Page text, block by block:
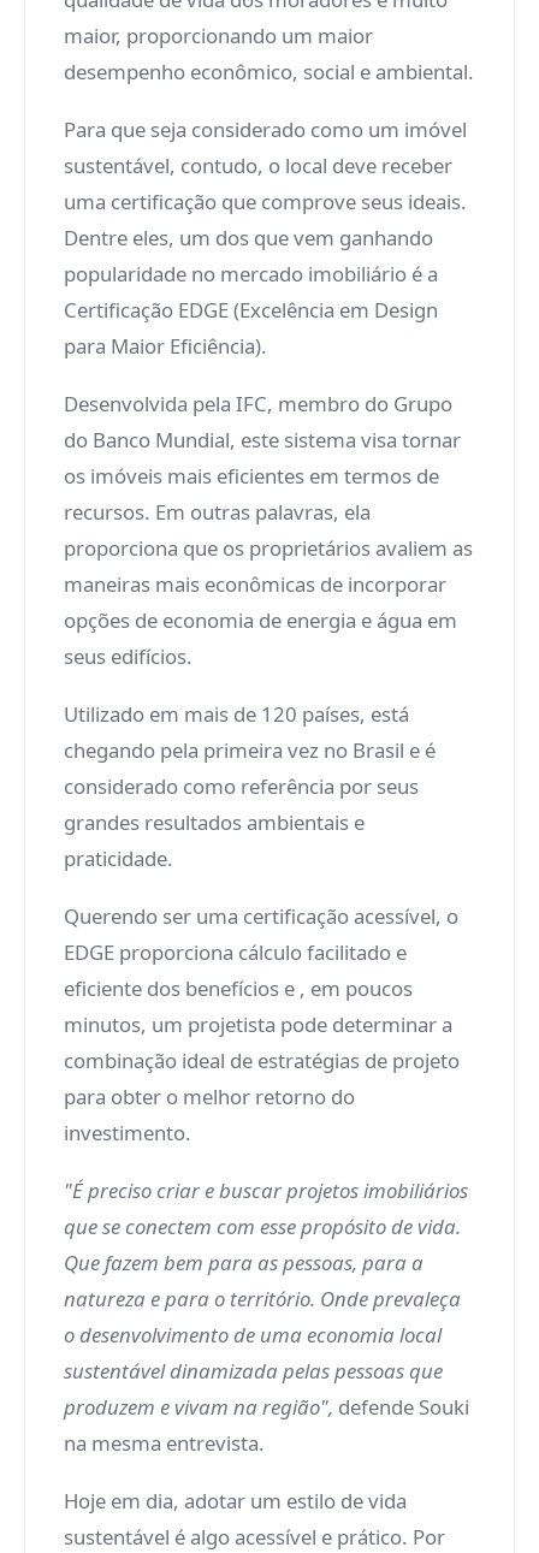
maior, proporcionando um maior
desempenho econômico, social e ambiental.
Para que seja considerado como um imóvel
sustentável, contudo, o local deve receber
uma certificação que comprove seus ideais.
Dentre eles, um dos que vem ganhando
popularidade no mercado imobiliário é a
Certificação EDGE (Excelência em Design
para Maior Eficiência).
Desenvolvida pela IFC, membro do Grupo
do Banco Mundial, este sistema visa tornar
os imóveis mais eficientes em termos de
recursos. Em outras palavras, ela
proporciona que os proprietários avaliem as
maneiras mais econômicas de incorporar
opções de economia de energia e água em
seus edifícios.
Utilizado em mais de 120 países, está
chegando pela primeira vez no Brasil e é
considerado como referência por seus
grandes resultados ambientais e
praticidade.
Querendo ser uma certificação acessível, o
EDGE proporciona cálculo facilitado e
eficiente dos benefícios e , em poucos
minutos, um projetista pode determinar a
combinação ideal de estratégias de projeto
para obter o melhor retorno do
investimento.
"É preciso criar e buscar projetos imobiliários
que se conectem com esse propósito de vida.
Que fazem bem para as pessoas, para a
natureza e para o território. Onde prevaleça
o desenvolvimento de uma economia local
sustentável dinamizada pelas pessoas que
produzem e vivam na região", defende Souki
na mesma entrevista.
Hoje em dia, adotar um estilo de vida
sustentável é algo acessível e prático. Por